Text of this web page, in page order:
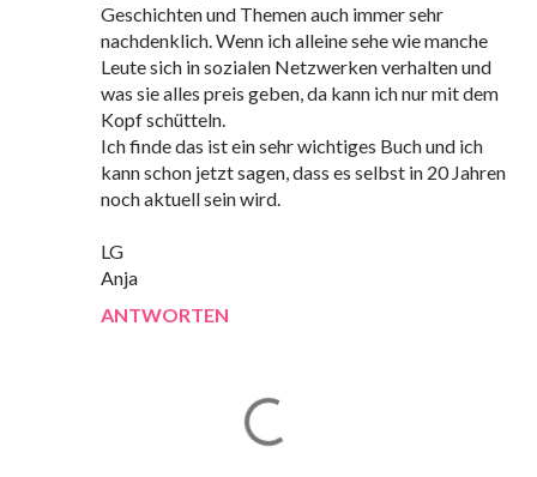
Geschichten und Themen auch immer sehr
nachdenklich. Wenn ich alleine sehe wie manche
Leute sich in sozialen Netzwerken verhalten und
was sie alles preis geben, da kann ich nur mit dem
Kopf schütteln.
Ich finde das ist ein sehr wichtiges Buch und ich
kann schon jetzt sagen, dass es selbst in 20 Jahren
noch aktuell sein wird.
LG
Anja
ANTWORTEN